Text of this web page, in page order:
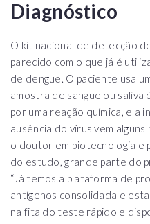
Diagnóstico
O kit nacional de detecção
parecido com o que já é
de dengue. O paciente usa
amostra de sangue ou saliva
por uma reação química, e a
ausência do vírus vem
o doutor em biotecnologia e
do estudo, grande parte do
“Já temos a plataforma de
antígenos consolidada e
na fita do teste rápido e